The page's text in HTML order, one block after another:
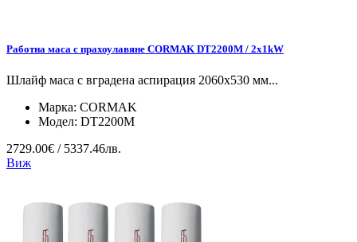
Работна маса с прахоулавяне CORMAK DT2200M / 2x1kW
Шлайф маса с вградена аспирация 2060x530 мм...
Марка: CORMAK
Модел: DT2200M
2729.00€ / 5337.46лв.
Виж